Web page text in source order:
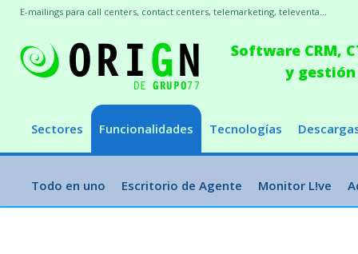
Software CRM,
y
Sectores Funcionalidades Tecnologías
Todo en uno Escritorio de Agente Monitor L!ve
E-mailings para call centers, contact centers, telemarketing, televenta...